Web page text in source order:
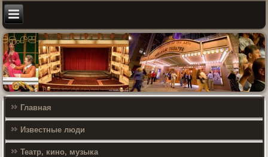
Главная
Известные люди
Театр, кино, музыка